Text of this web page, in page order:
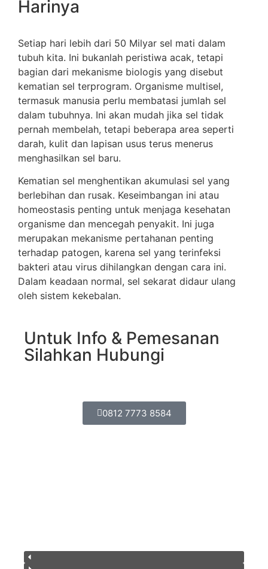
Harinya
Setiap hari lebih dari 50 Milyar sel mati dalam
tubuh kita. Ini bukanlah peristiwa acak, tetapi
bagian dari mekanisme biologis yang disebut
kematian sel terprogram. Organisme multisel,
termasuk manusia perlu membatasi jumlah sel
dalam tubuhnya. Ini akan mudah jika sel tidak
pernah membelah, tetapi beberapa area seperti
darah, kulit dan lapisan usus terus menerus
menghasilkan sel baru.
Kematian sel menghentikan akumulasi sel yang
berlebihan dan rusak. Keseimbangan ini atau
homeostasis penting untuk menjaga kesehatan
organisme dan mencegah penyakit. Ini juga
merupakan mekanisme pertahanan penting
terhadap patogen, karena sel yang terinfeksi
bakteri atau virus dihilangkan dengan cara ini.
Dalam keadaan normal, sel sekarat didaur ulang
oleh sistem kekebalan.
Untuk Info & Pemesanan
Silahkan Hubungi
0812 7773 8584